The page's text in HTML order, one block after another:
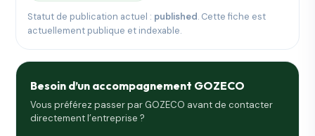
Statut de publication actuel : published. Cette fiche est
actuellement publique et indexable.
Besoin d’un accompagnement GOZECO
Vous préférez passer par GOZECO avant de contacter
directement l’entreprise ?